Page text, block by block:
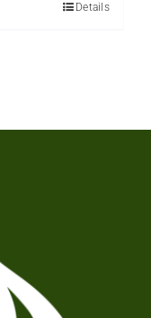
Details